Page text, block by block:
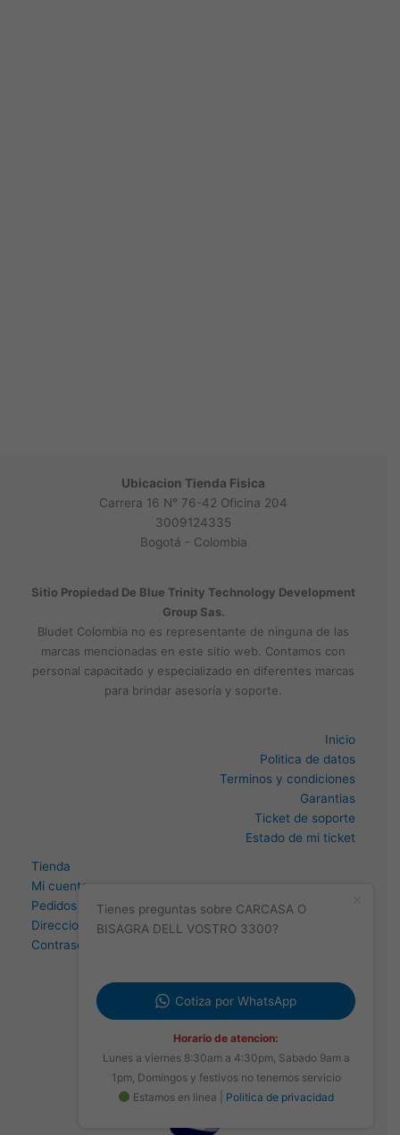
Ubicacion Tienda Fisica
Carrera 16 N° 76-42 Oficina 204
3009124335
Bogotá - Colombia
Sitio Propiedad De Blue Trinity Technology Development
Group Sas.
Bludet Colombia no es representante de ninguna de las
marcas mencionadas en este sitio web. Contamos con
personal capacitado y especializado en diferentes marcas
para brindar asesoría y soporte.
Inicio
Politica de datos
Terminos y condiciones
Garantias
Ticket de soporte
Estado de mi ticket
Tienda
Mi cuenta
Pedidos
Direccion
Contraseña perdida
Tienes preguntas sobre CARCASA O
BISAGRA DELL VOSTRO 3300?
Cotiza por WhatsApp
Horario de atencion:
Lunes a viernes 8:30am a 4:30pm, Sabado 9am a
1pm, Domingos y festivos no tenemos servicio
Estamos en linea | Politica de privacidad